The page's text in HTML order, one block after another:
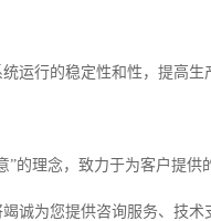
运行的稳定性和性，提高
的理念，致力于为客户提供
诚为您提供咨询服务、技